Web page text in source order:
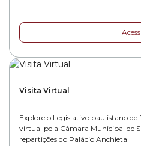
Visita Virtual
Explore o Legislativo paulistano
virtual pela Câmara Municipal de
repartições do Palácio Anchieta